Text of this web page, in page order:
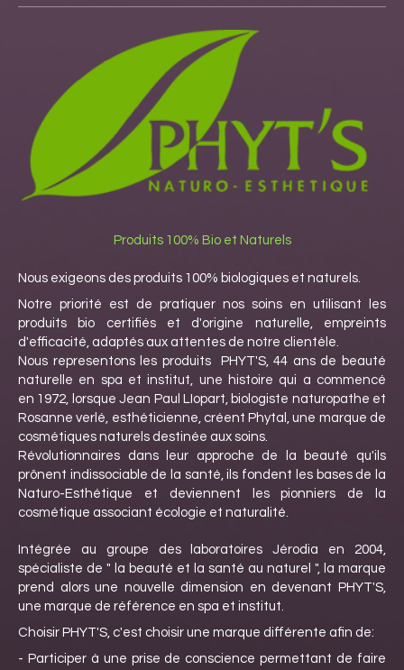
Produits 100% Bio et Naturels
Nous exigeons des produits 100% biologiques et naturels.
Notre priorité est de pratiquer nos soins en utilisant les
produits bio certifiés et d'origine naturelle, empreints
d'efficacité, adaptés aux attentes de notre clientèle.
Nous representons les produits PHYT'S, 44 ans de beauté
naturelle en spa et institut, une histoire qui a commencé
en 1972, lorsque Jean Paul LIopart, biologiste naturopathe et
Rosanne verlé, esthéticienne, créent Phytal, une marque de
cosmétiques naturels destinée aux soins.
Révolutionnaires dans leur approche de la beauté qu'ils
prônent indissociable de la santé, ils fondent les bases de la
Naturo-Esthétique et deviennent les pionniers de la
cosmétique associant écologie et naturalité.
Intégrée au groupe des laboratoires Jérodia en 2004,
spécialiste de " la beauté et la santé au naturel ", la marque
prend alors une nouvelle dimension en devenant PHYT'S,
une marque de référence en spa et institut.
Choisir PHYT'S, c'est choisir une marque différente afin de:
- Participer à une prise de conscience permettant de faire